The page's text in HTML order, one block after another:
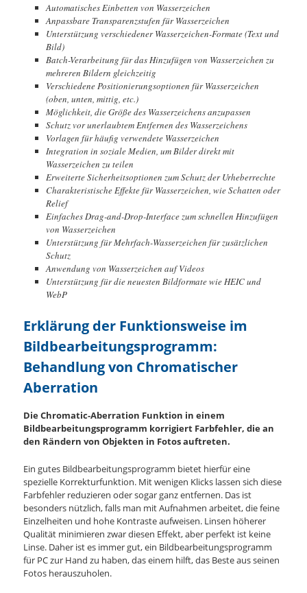
Automatisches Einbetten von Wasserzeichen
Anpassbare Transparenzstufen für Wasserzeichen
Unterstützung verschiedener Wasserzeichen-Formate (Text und
Bild)
Batch-Verarbeitung für das Hinzufügen von Wasserzeichen zu
mehreren Bildern gleichzeitig
Verschiedene Positionierungsoptionen für Wasserzeichen
(oben, unten, mittig, etc.)
Möglichkeit, die Größe des Wasserzeichens anzupassen
Schutz vor unerlaubtem Entfernen des Wasserzeichens
Vorlagen für häufig verwendete Wasserzeichen
Integration in soziale Medien, um Bilder direkt mit
Wasserzeichen zu teilen
Erweiterte Sicherheitsoptionen zum Schutz der Urheberrechte
Charakteristische Effekte für Wasserzeichen, wie Schatten oder
Relief
Einfaches Drag-and-Drop-Interface zum schnellen Hinzufügen
von Wasserzeichen
Unterstützung für Mehrfach-Wasserzeichen für zusätzlichen
Schutz
Anwendung von Wasserzeichen auf Videos
Unterstützung für die neuesten Bildformate wie HEIC und
WebP
Erklärung der Funktionsweise im
Bildbearbeitungsprogramm:
Behandlung von Chromatischer
Aberration
Die Chromatic-Aberration Funktion in einem
Bildbearbeitungsprogramm korrigiert Farbfehler, die an
den Rändern von Objekten in Fotos auftreten.
Ein gutes Bildbearbeitungsprogramm bietet hierfür eine
spezielle Korrekturfunktion. Mit wenigen Klicks lassen sich diese
Farbfehler reduzieren oder sogar ganz entfernen. Das ist
besonders nützlich, falls man mit Aufnahmen arbeitet, die feine
Einzelheiten und hohe Kontraste aufweisen. Linsen höherer
Qualität minimieren zwar diesen Effekt, aber perfekt ist keine
Linse. Daher ist es immer gut, ein Bildbearbeitungsprogramm
für PC zur Hand zu haben, das einem hilft, das Beste aus seinen
Fotos herauszuholen.